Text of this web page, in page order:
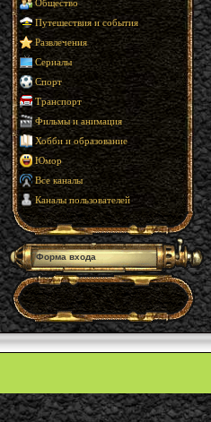
Общество
Путешествия и события
Развлечения
Сериалы
Спорт
Транспорт
Фильмы и анимация
Хобби и образование
Юмор
Все каналы
Каналы пользователей
Форма входа